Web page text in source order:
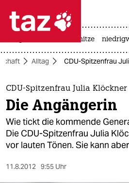
 taz zahl ich
taz zahl ich
themen
politik
öko
hitze
Alltag CDU-Spitzenfrau
CDU-Spitzenfrau Julia Klöckner
Die Angängerin
Wie tickt die kommende
Die CDU-Spitzenfrau Julia
vor lauten Tönen. Sie kann
11.8.2012 9:55 Uhr